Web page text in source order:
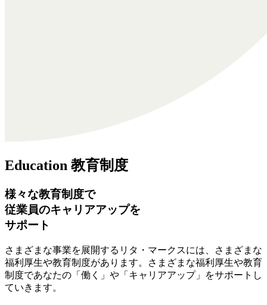
Education 教育制度
様々な教育制度で
従業員のキャリアアップを
サポート
さまざまな事業を展開するリタ・マークスには、さまざまな
福利厚生や教育制度があります。さまざまな福利厚生や教育
制度であなたの「働く」や「キャリアアップ」をサポートし
ていきます。